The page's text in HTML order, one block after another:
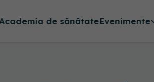
de sănătateEvenimente